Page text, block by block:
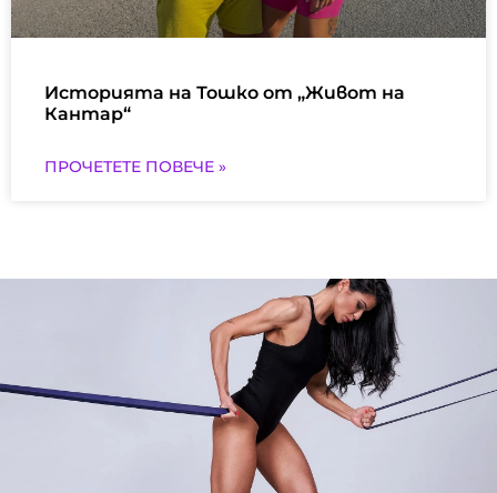
Историята на Тошко oт „Живот на
Кантар“
ПРОЧЕТЕТЕ ПОВЕЧЕ »